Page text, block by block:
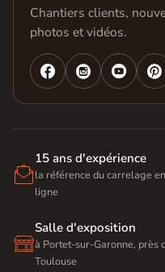
Chantiers clients,
photos et vidéos.
   

15 ans d'expérience
la référence du carrelage en
ligne

Salle d'exposition
à Portet-sur-Garonne, près
Toulouse